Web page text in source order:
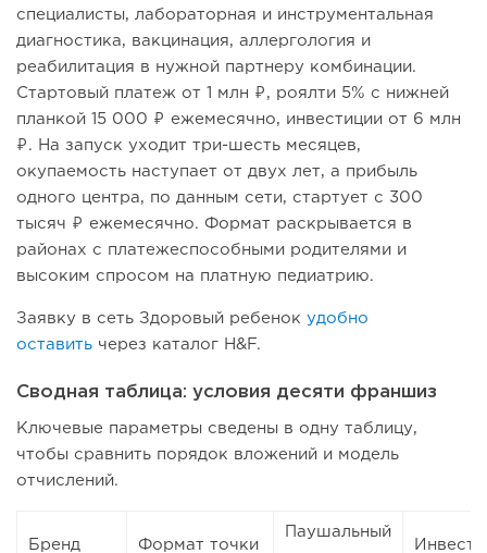
специалисты, лабораторная и инструментальная
диагностика, вакцинация, аллергология и
реабилитация в нужной партнеру комбинации.
Стартовый платеж от 1 млн ₽, роялти 5% с нижней
планкой 15 000 ₽ ежемесячно, инвестиции от 6 млн
₽. На запуск уходит три-шесть месяцев,
окупаемость наступает от двух лет, а прибыль
одного центра, по данным сети, стартует с 300
тысяч ₽ ежемесячно. Формат раскрывается в
районах с платежеспособными родителями и
высоким спросом на платную педиатрию.
Заявку в сеть Здоровый ребенок удобно
оставить через каталог H&F.
Сводная таблица: условия десяти франшиз
Ключевые параметры сведены в одну таблицу,
чтобы сравнить порядок вложений и модель
отчислений.
Бренд Формат точки
Паушальный